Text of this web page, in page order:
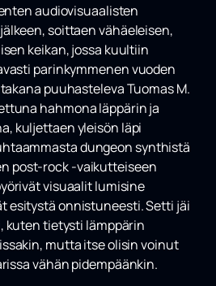
audiovisuaalisten
soittaen vähäeleisen,
keikan, jossa kuultiin
parinkymmenen vuoden
puuhasteleva Tuomas M.
hahmona läppärin ja
kuljettaen yleisön läpi
dungeon synthistä
post-rock -vaikutteiseen
visuaalit lumisine
esitystä onnistuneesti. Setti jäi
kuten tietysti lämppärin
mutta itse olisin voinut
vähän pidempäänkin.